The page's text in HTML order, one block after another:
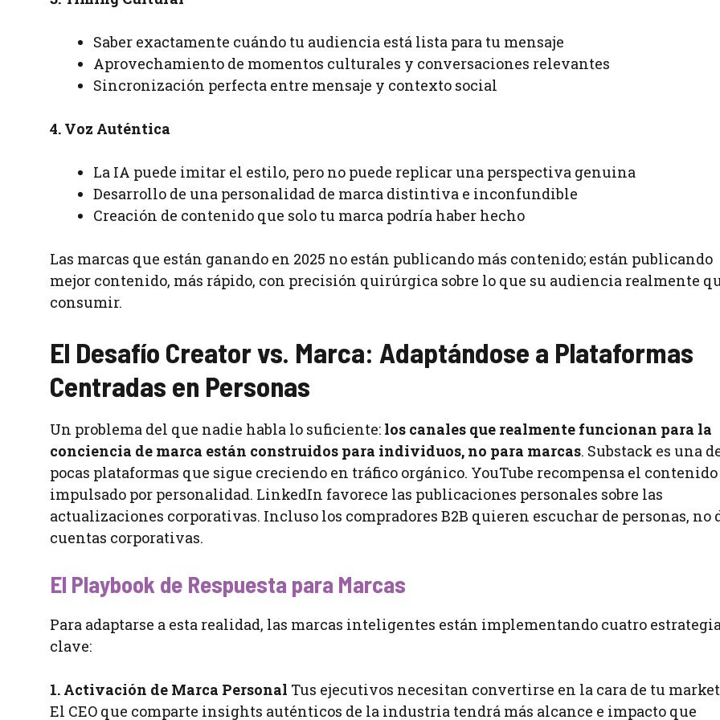
Saber exactamente cuándo tu audiencia está lista para tu mensaje
Aprovechamiento de momentos culturales y conversaciones relevantes
Sincronización perfecta entre mensaje y contexto social
4. Voz Auténtica
La IA puede imitar el estilo, pero no puede replicar una perspectiva genuina
Desarrollo de una personalidad de marca distintiva e inconfundible
Creación de contenido que solo tu marca podría haber hecho
Las marcas que están ganando en 2025 no están publicando más contenido; están publicando
mejor contenido, más rápido, con precisión quirúrgica sobre lo que su audiencia realmente
consumir.
El Desafío Creator vs. Marca: Adaptándose a Plataformas
Centradas en Personas
Un problema del que nadie habla lo suficiente: los canales que realmente funcionan para la
conciencia de marca están construidos para individuos, no para marcas. Substack es una
pocas plataformas que sigue creciendo en tráfico orgánico. YouTube recompensa el contenido
impulsado por personalidad. LinkedIn favorece las publicaciones personales sobre las
actualizaciones corporativas. Incluso los compradores B2B quieren escuchar de personas, no
cuentas corporativas.
El Playbook de Respuesta para Marcas
Para adaptarse a esta realidad, las marcas inteligentes están implementando cuatro
clave:
1. Activación de Marca Personal Tus ejecutivos necesitan convertirse en la cara de tu
El CEO que comparte insights auténticos de la industria tendrá más alcance e impacto que